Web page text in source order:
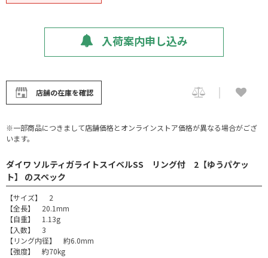
入荷案内申し込み
店舗の在庫を確認
※一部商品につきまして店舗価格とオンラインストア価格が異なる場合がござ
います。
ダイワ ソルティガライトスイベルSS リング付 2【ゆうパケッ
ト】 のスペック
【サイズ】 2
【全長】 20.1mm
【自重】 1.13g
【入数】 3
【リング内径】 約6.0mm
【強度】 約70kg